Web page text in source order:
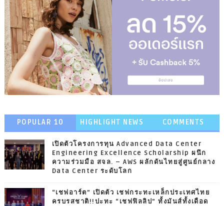
POPULAR 10 HIGHLIGHT NEWS COMMENTS
เปิดตัวโครงการทุน Advanced Data Center
Engineering Excellence Scholarship ผนึก
ความร่วมมือ สจล. – AWS ผลักดันไทยสู่ศูนย์กลาง
Data Center ระดับโลก
“เชฟอาร์ต” เปิดตัว เชฟกระทะเหล็กประเทศไทย
ครบรสชาติ!!ปะทะ “เชฟฟิลลิป” ทั้งมันส์ทั้งเดือด